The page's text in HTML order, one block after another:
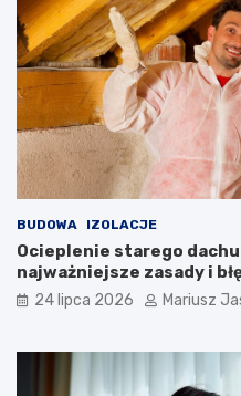
BUDOWA IZOLACJE
Ocieplenie starego
najważniejsze zasady i
24 lipca 2026 Mariusz